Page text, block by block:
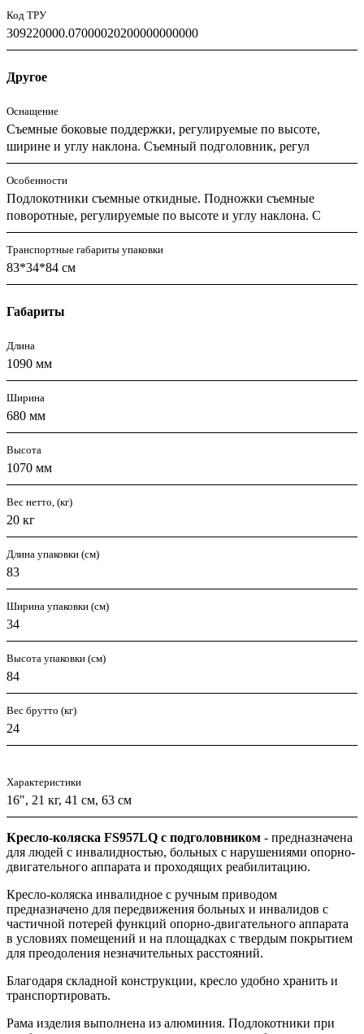
Код ТРУ
309220000.07000020200000000000
Другое
Оснащение
Съемные боковые поддержки, регулируемые по высоте,
ширине и углу наклона. Съемный подголовник, регул
Особенности
Подлокотники съемные откидные. Подножки съемные
поворотные, регулируемые по высоте и углу наклона. С
Транспортные габариты упаковки
83*34*84 см
Габариты
Длина
1090 мм
Ширина
680 мм
Высота
1070 мм
Вес нетто, (кг)
20 кг
Длина упаковки (см)
83
Ширина упаковки (см)
34
Высота упаковки (см)
84
Вес брутто (кг)
24
Характеристики
16", 21 кг, 41 см, 63 см
Кресло-коляска FS957LQ с подголовником - предназначена
для людей с инвалидностью, больных с нарушениями опорно-
двигательного аппарата и проходящих реабилитацию.
Кресло-коляска инвалидное с ручным приводом
предназначено для передвижения больных и инвалидов с
частичной потерей функций опорно-двигательного аппарата
в условиях помещений и на площадках с твердым покрытием
для преодоления незначительных расстояний.
Благодаря складной конструкции, кресло удобно хранить и
транспортировать.
Рама изделия выполнена из алюминия. Подлокотники при